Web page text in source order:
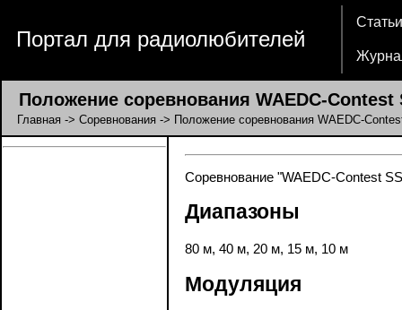
Портал для радиолюбителей
Статьи
Положение соревнования WAEDC-Contest
Главная -> Соревнования -> Положение соревнования WAEDC-
Соревнование "WAEDC-Contest
Диапазоны
80 м, 40 м, 20 м, 15 м, 10 м
Модуляция